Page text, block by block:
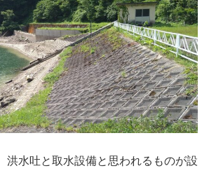
洪水吐と取水設備と思われるものが設